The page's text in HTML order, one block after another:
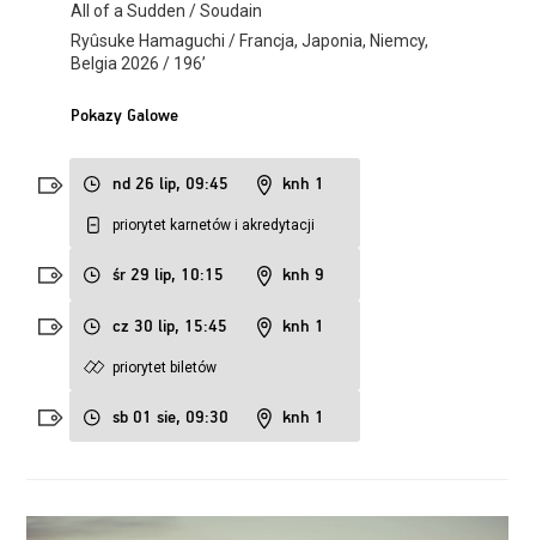
All of a Sudden / Soudain
Ryûsuke Hamaguchi / Francja, Japonia, Niemcy,
Belgia 2026 / 196’
Pokazy Galowe
nd 26 lip, 09:45 knh 1
priorytet karnetów i akredytacji
śr 29 lip, 10:15 knh 9
cz 30 lip, 15:45 knh 1
priorytet biletów
sb 01 sie, 09:30 knh 1